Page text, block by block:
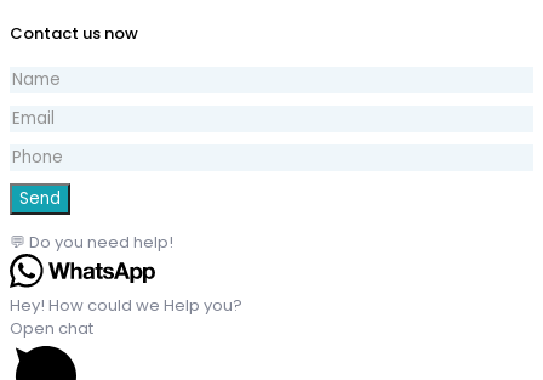
Contact us now
💬 Do you need help!
Hey! How could we Help you?
Open chat